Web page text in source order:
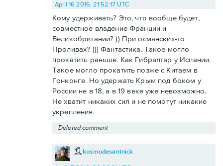
April 16 2016, 21:52:17 UTC
Кому удерживать? Это, что вообще будет,
совместное владение Франции и
Великобритании? )) При османских-то
Проливах? ))) Фантастика. Такое могло
прокатить раньше. Как Гибралтар у Испании.
Такое могло прокатить позже с Китаем в
Гонконге. Но удержать Крым под боком у
России не в 18, а в 19 веке уже невозможно.
Не хватит никаких сил и не помогут никакие
укрепления.
Deleted comment
kosmodesantnick